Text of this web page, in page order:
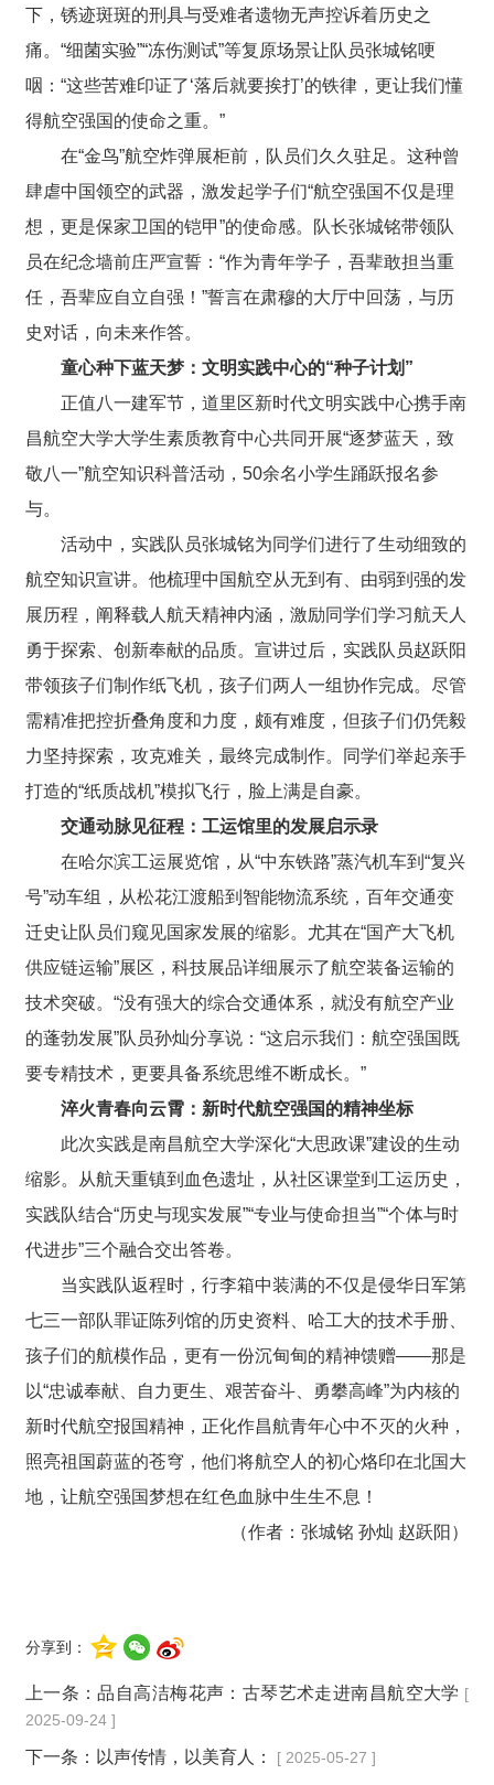
下，锈迹斑斑的刑具与受难者遗物无声控诉着历史之
痛。“细菌实验”“冻伤测试”等复原场景让队员张城铭哽
咽：“这些苦难印证了‘落后就要挨打’的铁律，更让我们懂
得航空强国的使命之重。”
在“金鸟”航空炸弹展柜前，队员们久久驻足。这种曾
肆虐中国领空的武器，激发起学子们“航空强国不仅是理
想，更是保家卫国的铠甲”的使命感。队长张城铭带领队
员在纪念墙前庄严宣誓：“作为青年学子，吾辈敢担当重
任，吾辈应自立自强！”誓言在肃穆的大厅中回荡，与历
史对话，向未来作答。
童心种下蓝天梦：文明实践中心的“种子计划”
正值八一建军节，道里区新时代文明实践中心携手南
昌航空大学大学生素质教育中心共同开展“逐梦蓝天，致
敬八一”航空知识科普活动，50余名小学生踊跃报名参
与。
活动中，实践队员张城铭为同学们进行了生动细致的
航空知识宣讲。他梳理中国航空从无到有、由弱到强的发
展历程，阐释载人航天精神内涵，激励同学们学习航天人
勇于探索、创新奉献的品质。宣讲过后，实践队员赵跃阳
带领孩子们制作纸飞机，孩子们两人一组协作完成。尽管
需精准把控折叠角度和力度，颇有难度，但孩子们仍凭毅
力坚持探索，攻克难关，最终完成制作。同学们举起亲手
打造的“纸质战机”模拟飞行，脸上满是自豪。
交通动脉见征程： 工运馆里的发展启示录
在哈尔滨工运展览馆，从“中东铁路”蒸汽机车到“复兴
号”动车组，从松花江渡船到智能物流系统，百年交通变
迁史让队员们窥见国家发展的缩影。尤其在“国产大飞机
供应链运输”展区，科技展品详细展示了航空装备运输的
技术突破。“没有强大的综合交通体系，就没有航空产业
的蓬勃发展”队员孙灿分享说：“这启示我们：航空强国既
要专精技术，更要具备系统思维不断成长。”
淬火青春向云霄：新时代航空强国的精神坐标
此次实践是南昌航空大学深化“大思政课”建设的生动
缩影。从航天重镇到血色遗址，从社区课堂到工运历史，
实践队结合“历史与现实发展”“专业与使命担当”“个体与时
代进步”三个融合交出答卷。
当实践队返程时，行李箱中装满的不仅是侵华日军第
七三一部队罪证陈列馆的历史资料、哈工大的技术手册、
孩子们的航模作品，更有一份沉甸甸的精神馈赠——那是
以“忠诚奉献、自力更生、艰苦奋斗、勇攀高峰”为内核的
新时代航空报国精神，正化作昌航青年心中不灭的火种，
照亮祖国蔚蓝的苍穹，他们将航空人的初心烙印在北国大
地，让航空强国梦想在红色血脉中生生不息！
（作者：张城铭 孙灿 赵跃阳）
分享到：
上一条：品自高洁梅花声：古琴艺术走进南昌航空大学 [
2025-09-24 ]
下一条： 以声传情，以美育人： [ 2025-05-27 ]